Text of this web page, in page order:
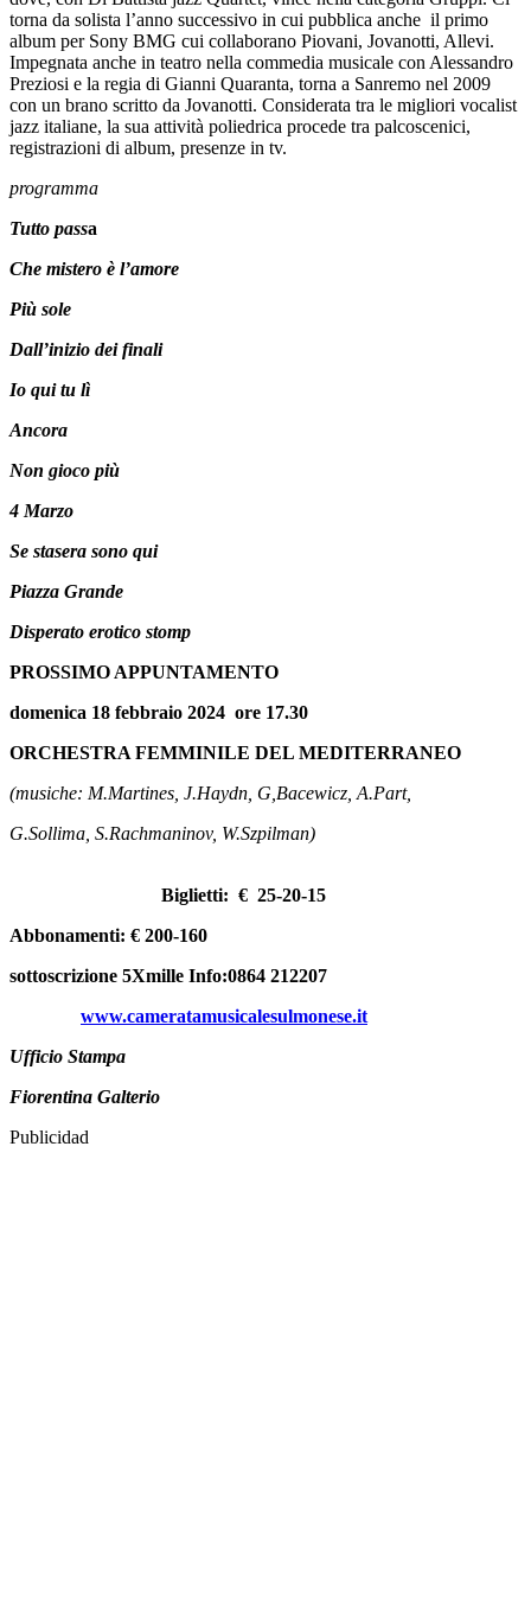
torna da solista l’anno successivo in cui pubblica anche il primo
album per Sony BMG cui collaborano Piovani, Jovanotti, Allevi.
Impegnata anche in teatro nella commedia musicale con Alessandro
Preziosi e la regia di Gianni Quaranta, torna a Sanremo nel 2009
con un brano scritto da Jovanotti. Considerata tra le migliori vocalist
jazz italiane, la sua attività poliedrica procede tra palcoscenici,
registrazioni di album, presenze in tv.
programma
Tutto passa
Che mistero è l’amore
Più sole
Dall’inizio dei finali
Io qui tu lì
Ancora
Non gioco più
4 Marzo
Se stasera sono qui
Piazza Grande
Disperato erotico stomp
PROSSIMO APPUNTAMENTO
domenica 18 febbraio 2024 ore 17.30
ORCHESTRA FEMMINILE DEL MEDITERRANEO
(musiche: M.Martines, J.Haydn, G,Bacewicz, A.Part,
G.Sollima, S.Rachmaninov, W.Szpilman)
Biglietti: € 25-20-15
Abbonamenti: € 200-160
sottoscrizione 5Xmille Info:0864 212207
www.cameratamusicalesulmonese.it
Ufficio Stampa
Fiorentina Galterio
Publicidad